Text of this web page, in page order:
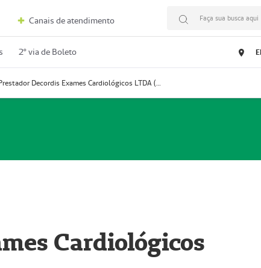
Canais de atendimento Faça sua busca aqui
2º via de Boleto
Prestador Decordis Exames Cardiológicos LTDA (51004346-0)
Cardiológicos